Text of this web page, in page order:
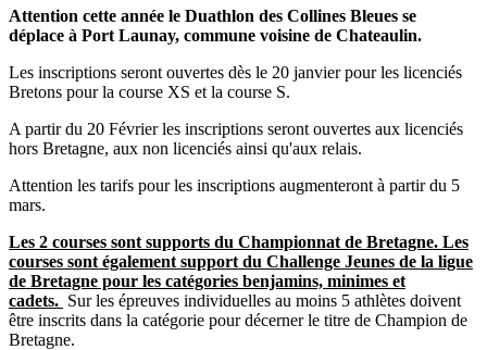
Attention cette année le Duathlon des Collines Bleues se
déplace à Port Launay, commune voisine de Chateaulin.
Les inscriptions seront ouvertes dès le 20 janvier pour les licenciés
Bretons pour la course XS et la course S.
A partir du 20 Février les inscriptions seront ouvertes aux licenciés
hors Bretagne, aux non licenciés ainsi qu'aux relais.
Attention les tarifs pour les inscriptions augmenteront à partir du 5
mars.
Les 2 courses sont supports du Championnat de Bretagne. Les
courses sont également support du Challenge Jeunes de la ligue
de Bretagne pour les catégories benjamins, minimes et
cadets. Sur les épreuves individuelles au moins 5 athlètes doivent
être inscrits dans la catégorie pour décerner le titre de Champion de
Bretagne.